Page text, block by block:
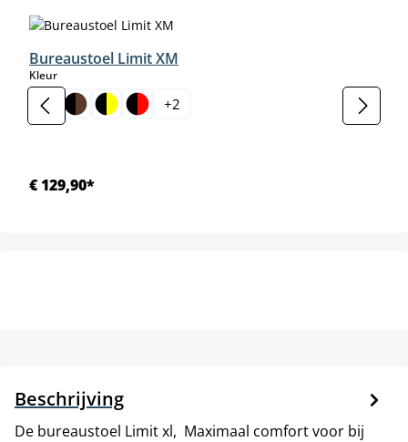
Bureaustoel Limit XM
Kleurselect
+2
€ 129,90*
Beschrijving
De bureaustoel Limit xl, Maximaal comfort voor bij